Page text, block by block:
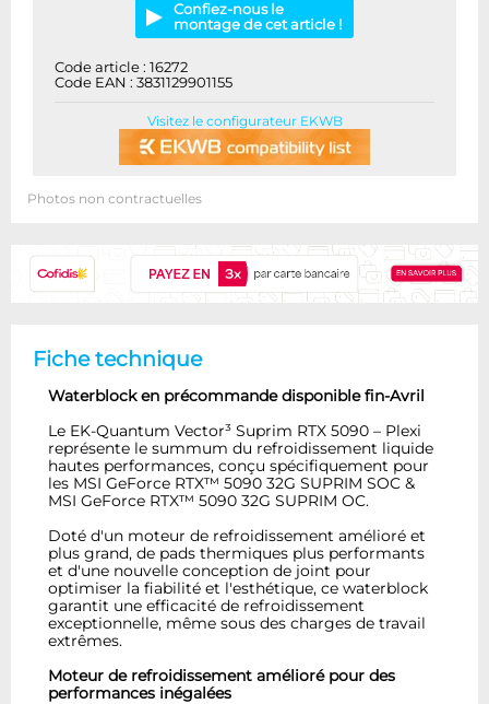
Confiez-nous le
montage de cet article !
Code article : 16272
Code EAN : 3831129901155
Visitez le configurateur EKWB
Photos non contractuelles
Fiche technique
Waterblock en précommande disponiblefin-Avril
Le EK-Quantum Vector³ Suprim RTX 5090 – Plexi
représente le summum du refroidissement liquide
hautes performances, conçu spécifiquement pour
les MSI GeForce RTX™ 5090 32G SUPRIM SOC &
MSI GeForce RTX™ 5090 32G SUPRIM OC.
Doté d'un moteur de refroidissement amélioré et
plus grand, de pads thermiques plus performants
et d'une nouvelle conception de joint pour
optimiser la fiabilité et l'esthétique, ce waterblock
garantit une efficacité de refroidissement
exceptionnelle, même sous des charges de travail
extrêmes.
Moteur de refroidissement amélioré pour des
performances inégalées